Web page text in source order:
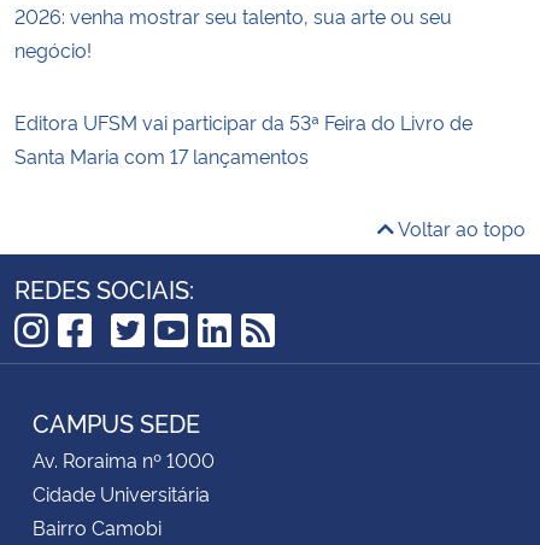
2026: venha mostrar seu talento, sua arte ou seu
negócio!
Editora UFSM vai participar da 53ª Feira do Livro de
Santa Maria com 17 lançamentos
Voltar ao topo
REDES SOCIAIS:
Instagram
Facebook
TikTok
Twitter
YouTube
LinkedIn
RSS
CAMPUS SEDE
Av. Roraima nº 1000
Cidade Universitária
Bairro Camobi